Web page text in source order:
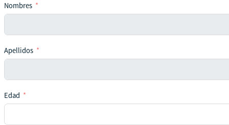
Nombres
Apellidos
Edad